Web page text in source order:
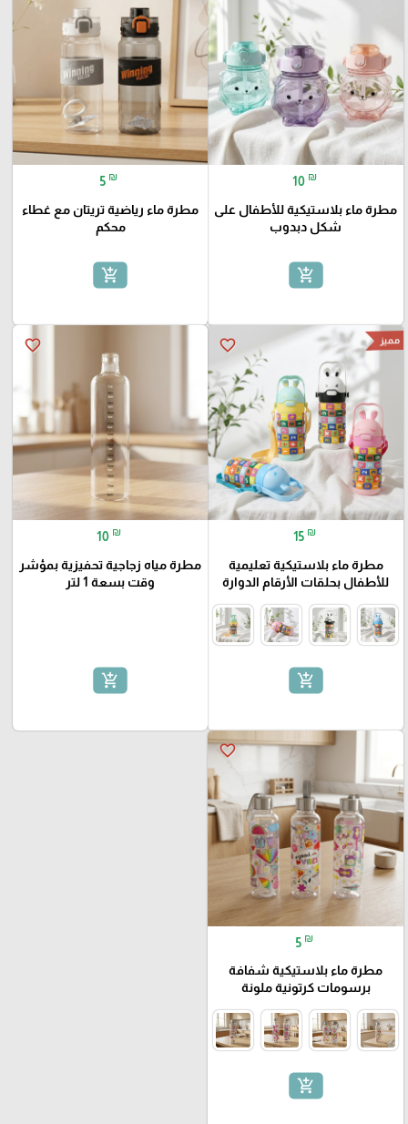
10 ₪
مطرة ماء بلاستيكية للأطفال على
شكل دبدوب
add_shopping_cart
5 ₪
مطرة ماء رياضية تريتان مع غطاء
محكم
add_shopping_cart
favorite_border مميز
15 ₪
مطرة ماء بلاستيكية تعليمية
للأطفال بحلقات الأرقام الدوارة
add_shopping_cart
favorite_border
10 ₪
مطرة مياه زجاجية تحفيزية بمؤشر
وقت بسعة 1 لتر
add_shopping_cart
favorite_border
5 ₪
مطرة ماء بلاستيكية شفافة
برسومات كرتونية ملونة
add_shopping_cart